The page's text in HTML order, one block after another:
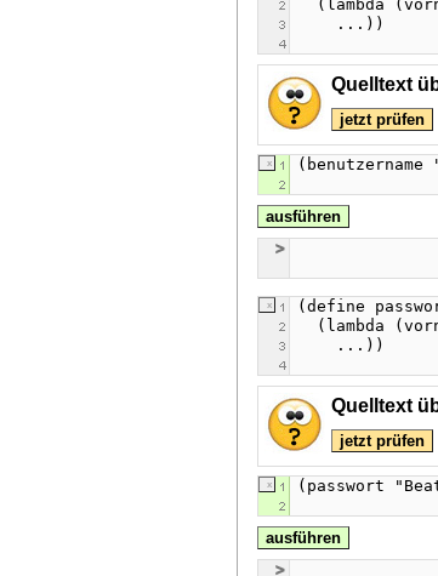
Quelltext
jetzt prüfen
ausführen
Quelltext
jetzt prüfen
ausführen